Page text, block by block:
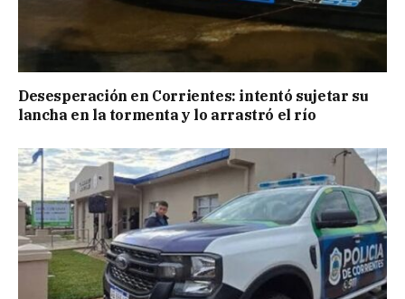
Desesperación en Corrientes: intentó sujetar su
lancha en la tormenta y lo arrastró el río